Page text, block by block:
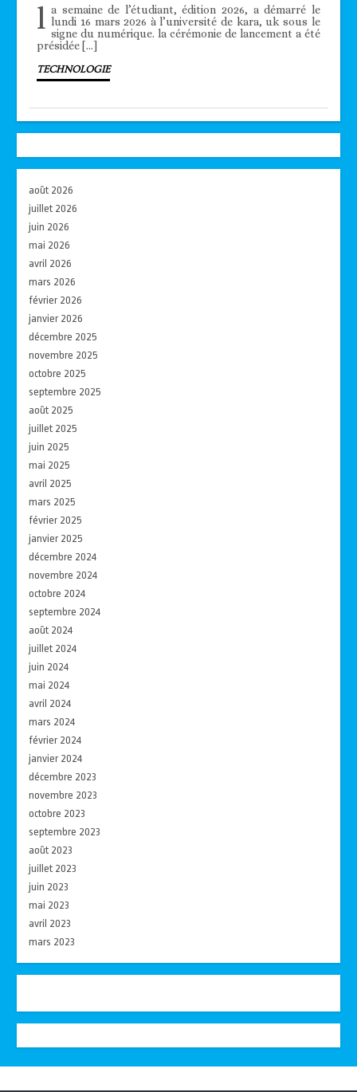
l a semaine de l’étudiant, édition 2026, a démarré le
lundi 16 mars 2026 à l’université de kara, uk sous le
signe du numérique. la cérémonie de lancement a été
présidée […]
TECHNOLOGIE
août 2026
juillet 2026
juin 2026
mai 2026
avril 2026
mars 2026
février 2026
janvier 2026
décembre 2025
novembre 2025
octobre 2025
septembre 2025
août 2025
juillet 2025
juin 2025
mai 2025
avril 2025
mars 2025
février 2025
janvier 2025
décembre 2024
novembre 2024
octobre 2024
septembre 2024
août 2024
juillet 2024
juin 2024
mai 2024
avril 2024
mars 2024
février 2024
janvier 2024
décembre 2023
novembre 2023
octobre 2023
septembre 2023
août 2023
juillet 2023
juin 2023
mai 2023
avril 2023
mars 2023